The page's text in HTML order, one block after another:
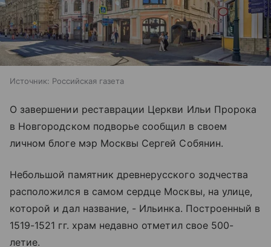
Источник: Российская газета
О завершении реставрации Церкви Ильи Пророка
в Новгородском подворье сообщил в своем
личном блоге мэр Москвы Сергей Собянин.
Небольшой памятник древнерусского зодчества
расположился в самом сердце Москвы, на улице,
которой и дал название, - Ильинка. Построенный в
1519-1521 гг. храм недавно отметил свое 500-
летие.